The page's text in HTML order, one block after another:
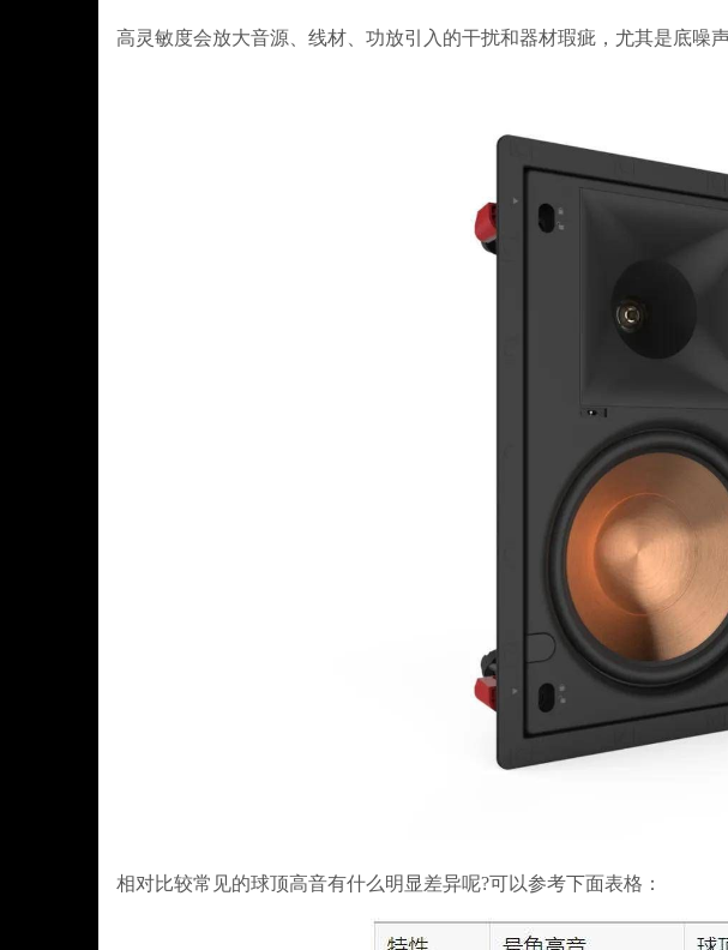
高灵敏度会放大音源、线材、功放引入的干扰和器材瑕疵，尤其是底噪
相对比较常见的球顶高音有什么明显差异呢?可以参考下面表格：